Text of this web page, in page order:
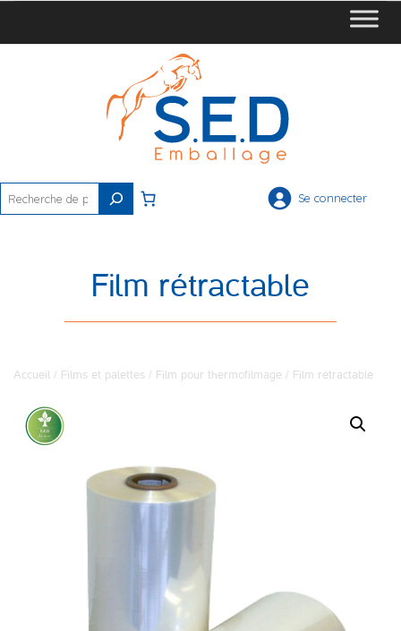
Rechercher
Se connecter
Film rétractable
Accueil / Films et palettes / Film pour thermofilmage / Film rétractable